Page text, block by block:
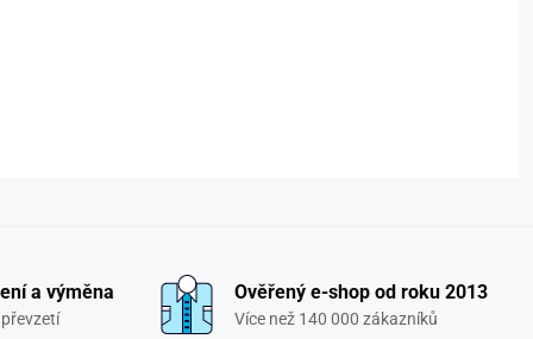
a výměna Ověřený e-shop od roku 2013
Více než 140 000 zákazníků